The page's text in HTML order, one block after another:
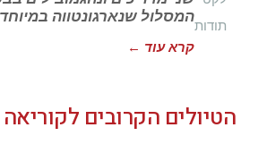
המסלול שנארגונטווה
קרא עוד ←
הטיולים הקרובים לקוריאה